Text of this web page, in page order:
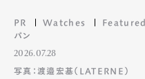
PR Watches Featured
パン
2026.07.28
写真：渡邉宏基（LATERNE）